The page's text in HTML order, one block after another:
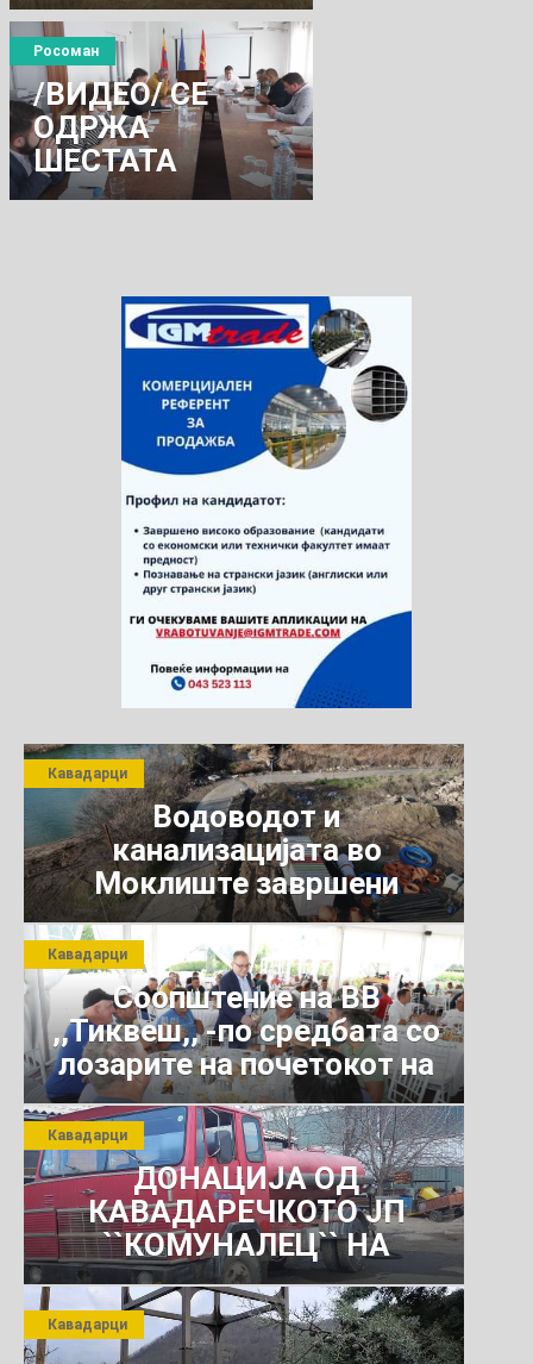
/ВИДЕО/ СЕ
ОДРЖА
ШЕСТАТА
СЕДНИЦА НА
РОСОМАН
Росоман
Водоводот и
канализацијата во
Моклиште завршени
Кавадарци
Соопштение на ВВ
,,Тиквеш,, -по средбата со
лозарите на почетокот на
јули 2026 г.
Кавадарци
ДОНАЦИЈА ОД
КАВАДАРЕЧКОТО ЈП
``КОМУНАЛЕЦ`` НА
РОСОМАНСКОТО ЈАВНО
ПРЕТПРИЈАТИЕ ЗА
КОМУНАЛНО УСЛУГИ
Кавадарци
Кавадарци